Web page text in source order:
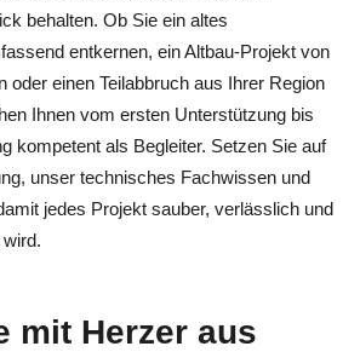
behalten. Ob Sie ein altes
entkernen, ein Altbau-Projekt von
oder einen Teilabbruch aus Ihrer Region
Ihnen vom ersten Unterstützung bis
kompetent als Begleiter. Setzen Sie auf
unser technisches Fachwissen und
jedes Projekt sauber, verlässlich und
mit Herzer aus